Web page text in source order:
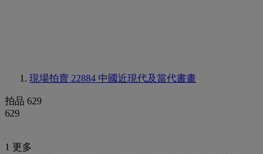
現場拍賣 22884 中國近現代及當代書畫
拍品 629
629
1 更多